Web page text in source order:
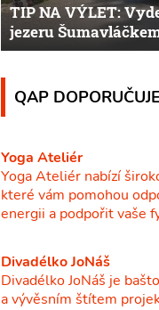
TIP NA VÝLET:
jezeru
QAP DOPORUČUJE
Yoga Ateliér
Yoga Ateliér nabízí
které vám pomohou
energii a podpořit vaše
Divadélko JoNáš
Divadélko JoNáš je
a vývěsním štítem